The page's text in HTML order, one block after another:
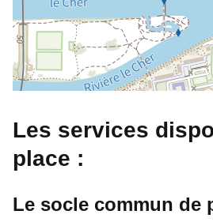
Les services
place :
Le socle commun de